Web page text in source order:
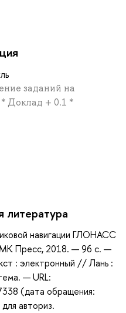
заданий на
Доклад + 0.1 *
литература
навигации ГЛОНАСС
Пресс, 2018. — 96 с. —
: электронный // Лань :
— URL:
(дата обращения:
авториз.